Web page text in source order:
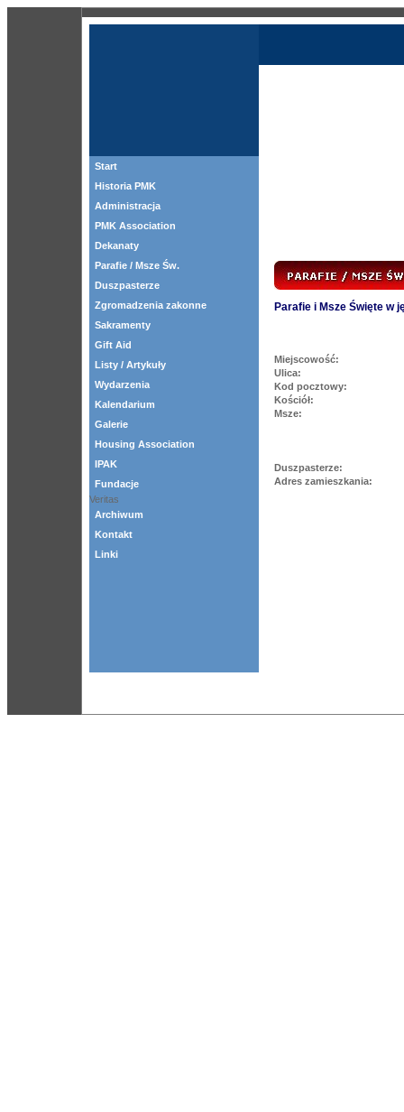
Start
Historia PMK
Administracja
PMK Association
Dekanaty
Parafie / Msze Św.
Duszpasterze
Zgromadzenia zakonne
Sakramenty
Gift Aid
Listy / Artykuły
Wydarzenia
Kalendarium
Galerie
Housing Association
IPAK
Fundacje
Veritas
Archiwum
Kontakt
Linki
Parafie i Msze Święte w
Miejscowość:
Ulica:
Kod pocztowy:
Kościół:
Msze:
Duszpasterze:
Adres zamieszkania: